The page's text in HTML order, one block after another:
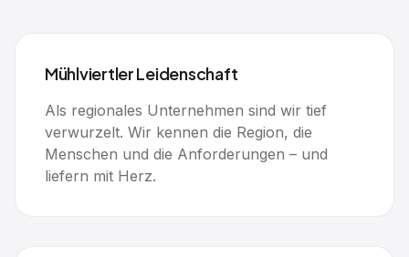
Mühlviertler Leidenschaft
Als regionales Unternehmen sind wir tief
verwurzelt. Wir kennen die Region, die
Menschen und die Anforderungen – und
liefern mit Herz.